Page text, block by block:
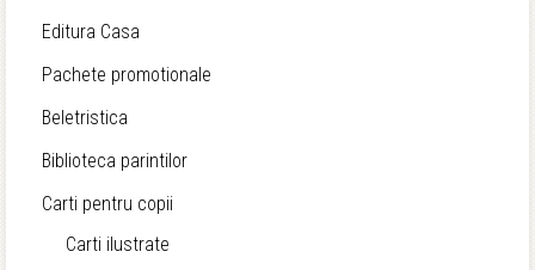
Editura Casa
Pachete promotionale
Beletristica
Biblioteca parintilor
Carti pentru copii
Carti ilustrate